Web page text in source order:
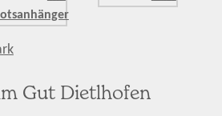
Gut Dietlhofen